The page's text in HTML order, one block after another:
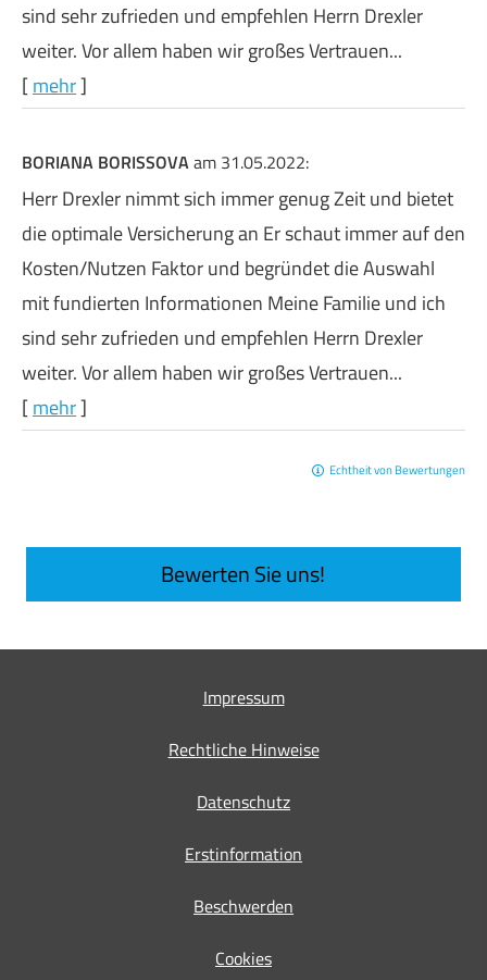
sind sehr zufrieden und empfehlen Herrn Drexler
weiter. Vor allem haben wir großes Vertrauen...
[mehr]
BORIANA BORISSOVAam 31.05.2022:
Herr Drexler nimmt sich immer genug Zeit und bietet
die optimale Versicherung an Er schaut immer auf den
Kosten/Nutzen Faktor und begründet die Auswahl
mit fundierten Informationen Meine Familie und ich
sind sehr zufrieden und empfehlen Herrn Drexler
weiter. Vor allem haben wir großes Vertrauen...
[mehr]
Echtheit von Bewertungen
Bewerten Sie uns!
Impressum
Rechtliche Hinweise
Datenschutz
Erstinformation
Beschwerden
Cookies